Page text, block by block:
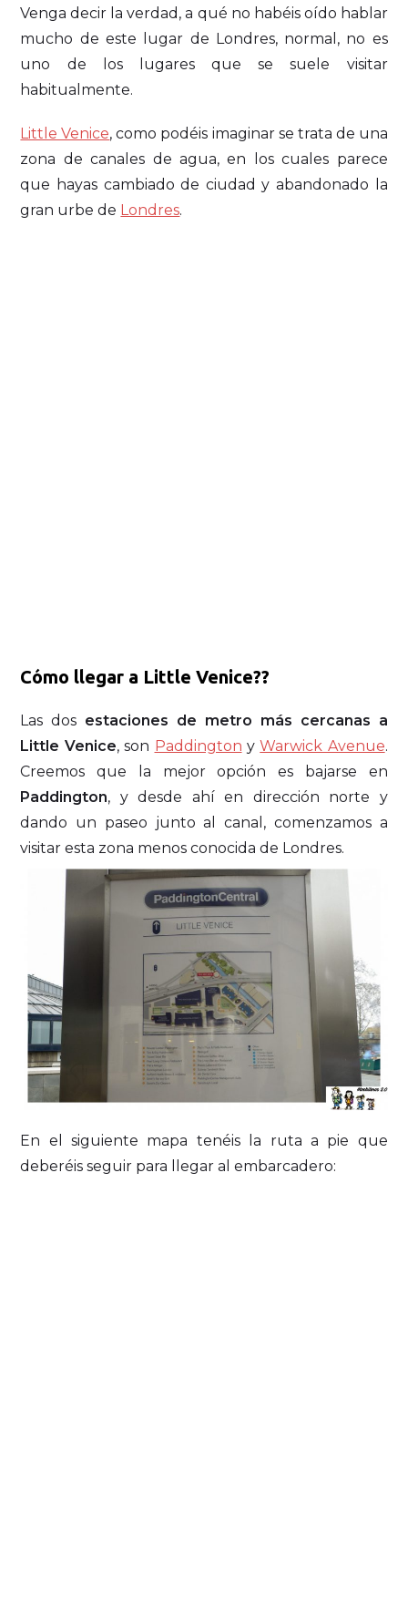
Venga decir la verdad, a qué no habéis oído hablar
mucho de este lugar de Londres, normal, no es
uno de los lugares que se suele visitar
habitualmente.
Little Venice, como podéis imaginar se trata de una
zona de canales de agua, en los cuales parece
que hayas cambiado de ciudad y abandonado la
gran urbe de Londres.
Cómo llegar a Little Venice??
Las dos estaciones de metro más cercanas a
Little Venice, son Paddington yWarwick Avenue.
Creemos que la mejor opción es bajarse en
Paddington, y desde ahí en dirección norte y
dando un paseo junto al canal, comenzamos a
visitar esta zona menos conocida de Londres.
En el siguiente mapa tenéis la ruta a pie que
deberéis seguir para llegar al embarcadero: